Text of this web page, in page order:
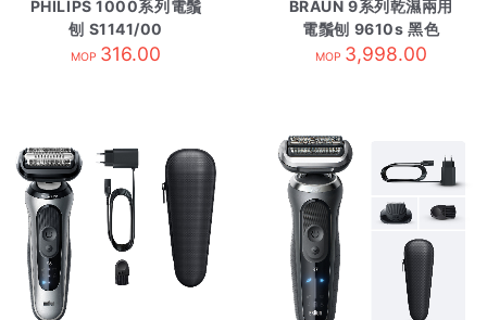
PHILIPS 1000系列電鬚
刨 S1141/00
MOP 316.00
BRAUN 9系列乾濕兩用
電鬚刨 9610s 黑色
MOP 3,998.00